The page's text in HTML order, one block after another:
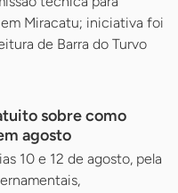
Miracatu; iniciativa foi
de Barra do Turvo
sobre como
agosto
10 e 12 de agosto, pela